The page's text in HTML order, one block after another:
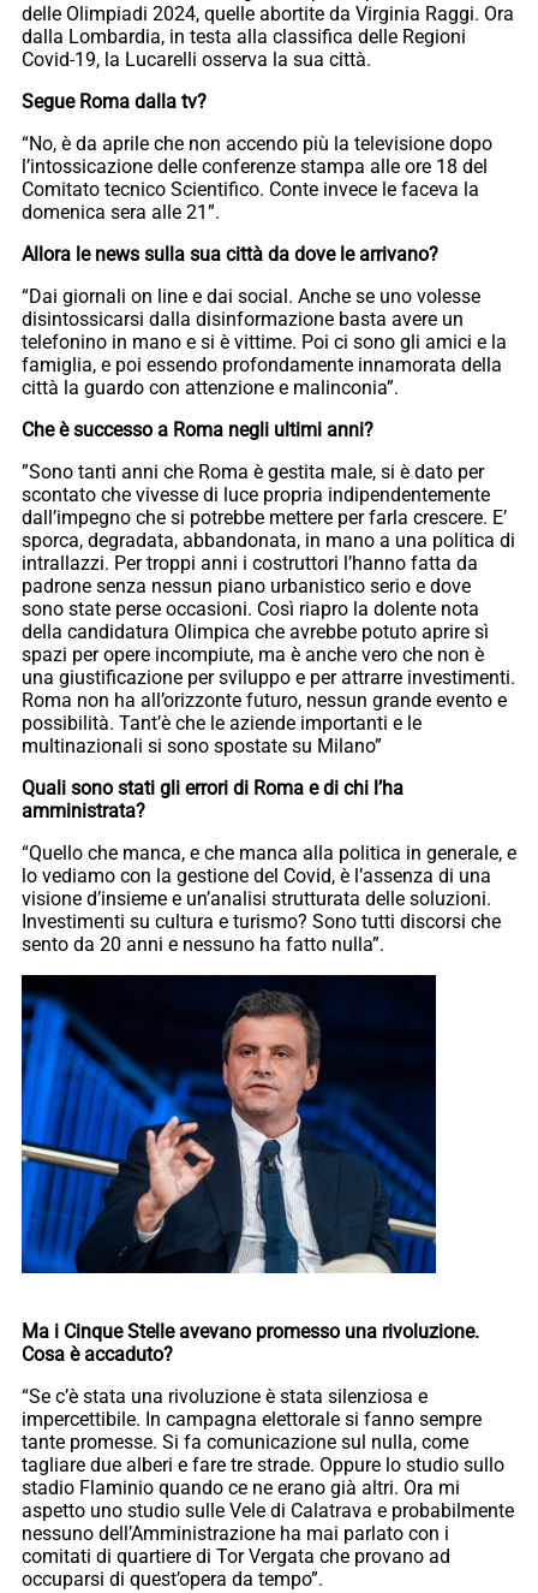
delle Olimpiadi 2024, quelle abortite da Virginia Raggi. Ora
dalla Lombardia, in testa alla classifica delle Regioni
Covid-19, la Lucarelli osserva la sua città.
Segue Roma dalla tv?
“No, è da aprile che non accendo più la televisione dopo
l’intossicazione delle conferenze stampa alle ore 18 del
Comitato tecnico Scientifico. Conte invece le faceva la
domenica sera alle 21”.
Allora le news sulla sua città da dove le arrivano?
“Dai giornali on line e dai social. Anche se uno volesse
disintossicarsi dalla disinformazione basta avere un
telefonino in mano e si è vittime. Poi ci sono gli amici e la
famiglia, e poi essendo profondamente innamorata della
città la guardo con attenzione e malinconia”.
Che è successo a Roma negli ultimi anni?
”Sono tanti anni che Roma è gestita male, si è dato per
scontato che vivesse di luce propria indipendentemente
dall’impegno che si potrebbe mettere per farla crescere. E’
sporca, degradata, abbandonata, in mano a una politica di
intrallazzi. Per troppi anni i costruttori l’hanno fatta da
padrone senza nessun piano urbanistico serio e dove
sono state perse occasioni. Così riapro la dolente nota
della candidatura Olimpica che avrebbe potuto aprire sì
spazi per opere incompiute, ma è anche vero che non è
una giustificazione per sviluppo e per attrarre investimenti.
Roma non ha all’orizzonte futuro, nessun grande evento e
possibilità. Tant’è che le aziende importanti e le
multinazionali si sono spostate su Milano”
Quali sono stati gli errori di Roma e di chi l’ha
amministrata?
“Quello che manca, e che manca alla politica in generale, e
lo vediamo con la gestione del Covid, è l’assenza di una
visione d’insieme e un’analisi strutturata delle soluzioni.
Investimenti su cultura e turismo? Sono tutti discorsi che
sento da 20 anni e nessuno ha fatto nulla”.
Ma i Cinque Stelle avevano promesso una rivoluzione.
Cosa è accaduto?
“Se c’è stata una rivoluzione è stata silenziosa e
impercettibile. In campagna elettorale si fanno sempre
tante promesse. Si fa comunicazione sul nulla, come
tagliare due alberi e fare tre strade. Oppure lo studio sullo
stadio Flaminio quando ce ne erano già altri. Ora mi
aspetto uno studio sulle Vele di Calatrava e probabilmente
nessuno dell’Amministrazione ha mai parlato con i
comitati di quartiere di Tor Vergata che provano ad
occuparsi di quest’opera da tempo”.